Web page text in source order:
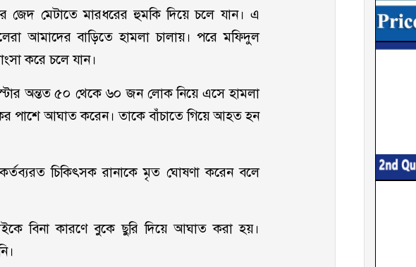
মেটাতে মারধরের হুমকি দিয়ে চলে যান। এ
আমাদের বাড়িতে হামলা চালায়। পরে মফিদুল
করে চলে যান।
অন্তত ৫০ থেকে ৬০ জন লোক নিয়ে এসে হামলা
পাশে আঘাত করেন। তাকে বাঁচাতে গিয়ে আহত হন
চিকিৎসক রানাকে মৃত ঘোষণা করেন বলে
বিনা কারণে বুকে ছুরি দিয়ে আঘাত করা হয়।